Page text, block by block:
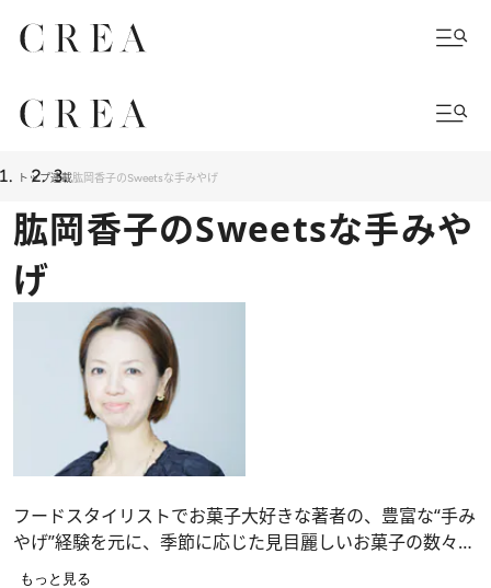
トップ連載肱岡香子のSweetsな手みやげ
肱岡香子のSweetsな手みや
げ
フードスタイリストでお菓子大好きな著者の、豊富な“手み
やげ”経験を元に、季節に応じた見目麗しいお菓子の数々を
ご紹介します。
もっと見る